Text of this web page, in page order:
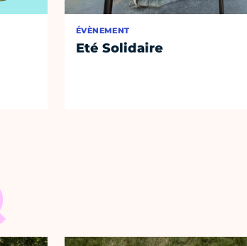
ÉVÈNEMENT
Eté Solidaire